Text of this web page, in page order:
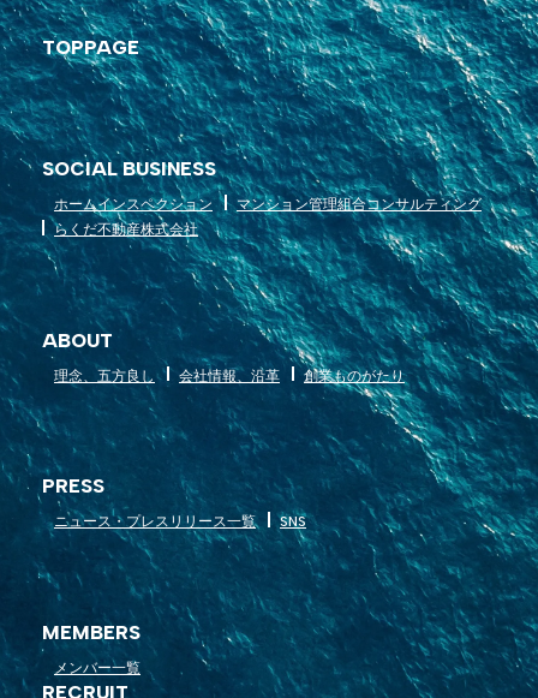
TOPPAGE
SOCIAL BUSINESS
ホームインスペクション
マンション管理組合コンサルティング
らくだ不動産株式会社
ABOUT
理念、五方良し 会社情報、沿革 創業ものがたり
PRESS
ニュース・プレスリリース一覧 SNS
MEMBERS
メンバー一覧
RECRUIT